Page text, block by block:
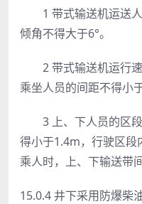
1 带式输送机运送
倾角不得大于6°。
2 带式输送机运行
乘坐人员的间距不得小
3 上、下人员的区
得小于1.4m，行驶区
乘人时，上、下输送带
15.0.4 井下采用防爆柴